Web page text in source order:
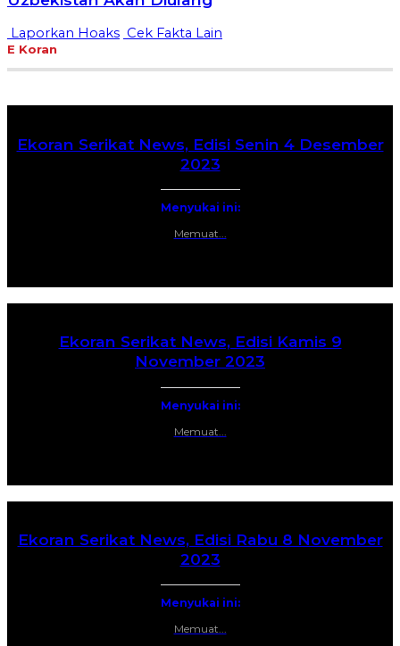
Laporkan Hoaks Cek Fakta Lain
E Koran
Ekoran Serikat News, Edisi Senin 4 Desember
2023
Menyukai ini:
Memuat...
Ekoran Serikat News, Edisi Kamis 9
November 2023
Menyukai ini:
Memuat...
Ekoran Serikat News, Edisi Rabu 8 November
2023
Menyukai ini:
Memuat...